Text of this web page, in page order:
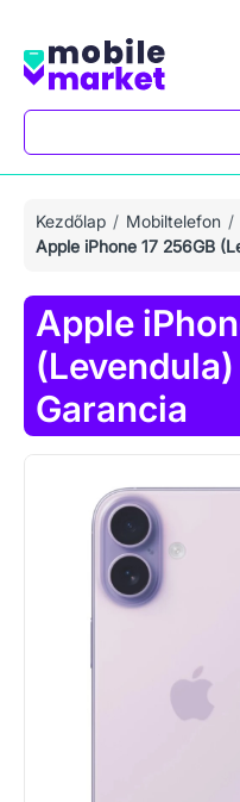
Kezdőlap Mobiltelefon
Apple iPhone 17 256GB
Apple
Garancia